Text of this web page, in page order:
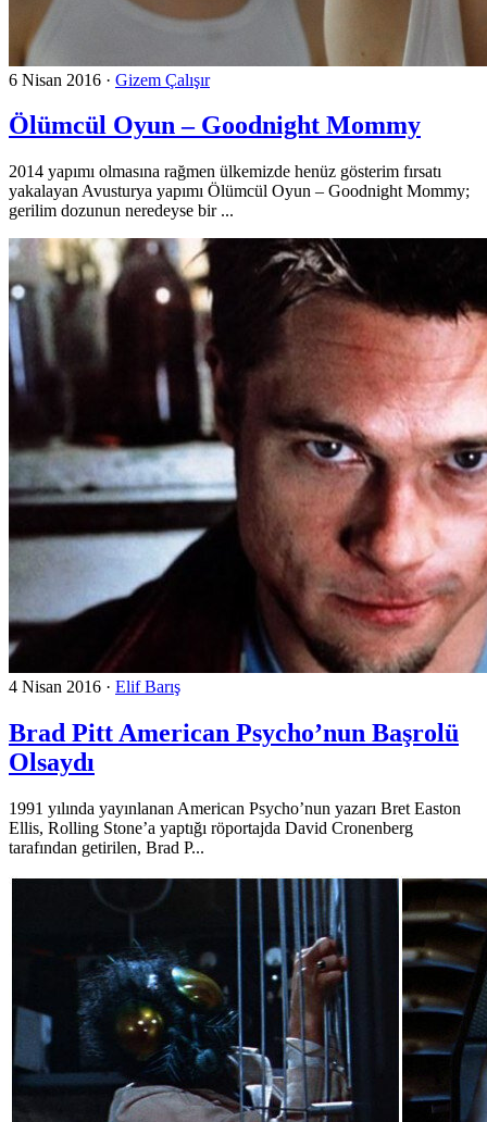
6 Nisan 2016 · Gizem Çalışır
Ölümcül Oyun – Goodnight Mommy
2014 yapımı olmasına rağmen ülkemizde henüz gösterim fırsatı
yakalayan Avusturya yapımı Ölümcül Oyun – Goodnight Mommy;
gerilim dozunun neredeyse bir ...
4 Nisan 2016 · Elif Barış
Brad Pitt American Psycho’nun Başrolü
Olsaydı
1991 yılında yayınlanan American Psycho’nun yazarı Bret Easton
Ellis, Rolling Stone’a yaptığı röportajda David Cronenberg
tarafından getirilen, Brad P...